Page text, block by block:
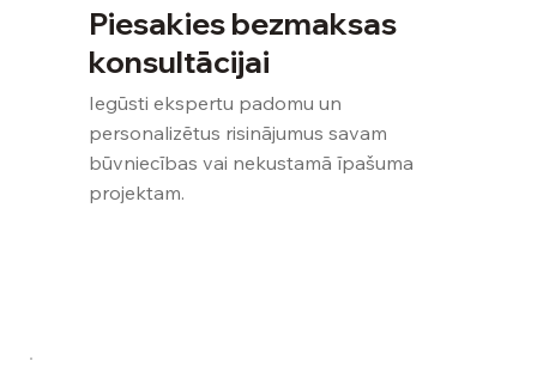
Mitrums un pelējums ēkā: kā tehniskā
apsekošana atrod problēmas cēloni,
Piesakies bezmaksas
konsultācijai
Iegūsti ekspertu padomu un
personalizētus risinājumus savam
būvniecības vai nekustamā īpašuma
projektam.